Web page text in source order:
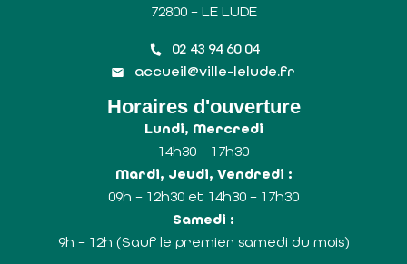
72800 – LE LUDE
02 43 94 60 04
accueil@ville-lelude.fr
Horaires d'ouverture
Lundi, Mercredi
14h30 – 17h30
Mardi, Jeudi, Vendredi :
09h – 12h30 et 14h30 – 17h30
Samedi :
9h – 12h (Sauf le premier samedi du mois)